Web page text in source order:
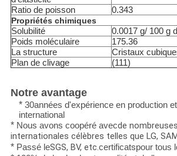
Ratio de poisson 0.343
Propriétés chimiques
Solubilité
0.0017 g/ 100 g
Poids moléculaire
175.36
La structure
Cristaux
Plan de clivage
(111)
Notre avantage
* 30années d'expérience en production
international
* Nous avons coopéré avecde
internationales célèbres telles que LG,
* Passé leSGS, BV, etc.certificatspour tous